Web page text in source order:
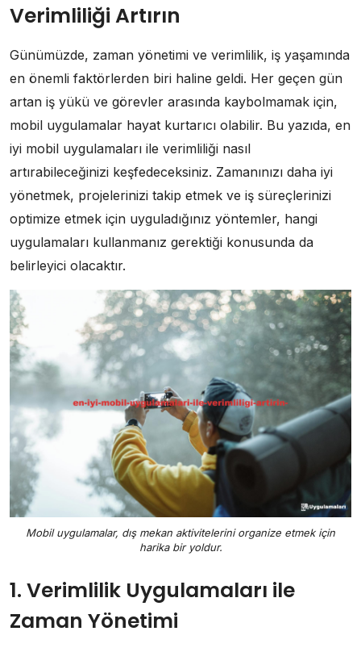
Verimliliği Artırın
Günümüzde, zaman yönetimi ve verimlilik, iş yaşamında
en önemli faktörlerden biri haline geldi. Her geçen gün
artan iş yükü ve görevler arasında kaybolmamak için,
mobil uygulamalar hayat kurtarıcı olabilir. Bu yazıda, en
iyi mobil uygulamaları ile verimliliği nasıl
artırabileceğinizi keşfedeceksiniz. Zamanınızı daha iyi
yönetmek, projelerinizi takip etmek ve iş süreçlerinizi
optimize etmek için uyguladığınız yöntemler, hangi
uygulamaları kullanmanız gerektiği konusunda da
belirleyici olacaktır.
Mobil uygulamalar, dış mekan aktivitelerini organize etmek için
harika bir yoldur.
1. Verimlilik Uygulamaları ile
Zaman Yönetimi